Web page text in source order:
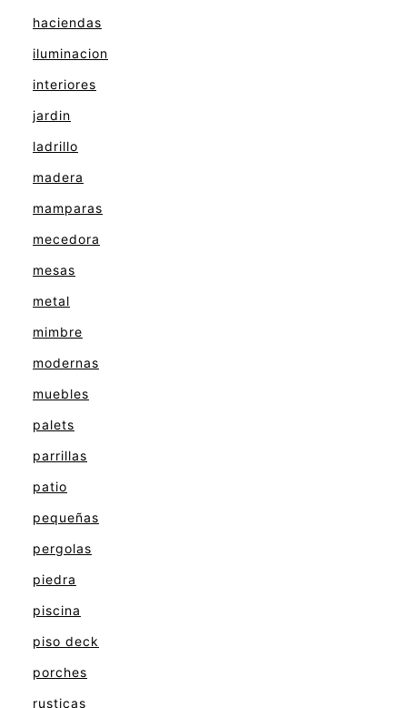
haciendas
iluminacion
interiores
jardin
ladrillo
madera
mamparas
mecedora
mesas
metal
mimbre
modernas
muebles
palets
parrillas
patio
pequeñas
pergolas
piedra
piscina
piso deck
porches
rusticas